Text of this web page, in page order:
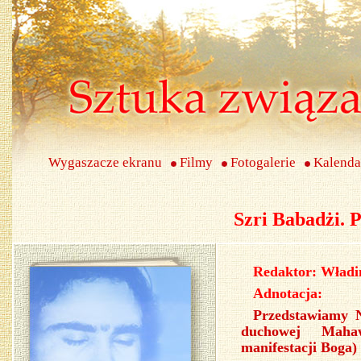
Wygaszacze ekranu Filmy Fotogalerie
Szri Babadżi.
Redaktor:
Adnotacja:
Przedstawiamy
duchowej
manifestacji